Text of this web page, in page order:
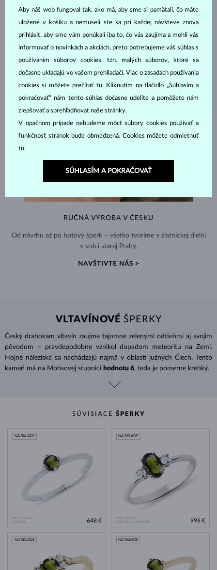
ŠPERKY ZATELIÉRU KLENOTA
RUČNÁ VÝROBA V ČESKU
Od návrhu až po hotový šperk – všetko tvoríme v zlatníckej dielni
v srdci starej Prahy.
NAVŠTIVTE NÁS >
VLTAVÍNOVÉ ŠPERKY
Český drahokam vltavín zaujme tajomne zelenými odtieňmi aj svojim
pôvodom – pravdepodobne vznikol dopadom meteoritu na Zemi.
Hojné náleziská sa nachádzajú najmä v oblasti južných Čiech. Tento
kameň má na Mohsovej stupnici hodnotu 6, teda je pomerne krehký.
SÚVISIACE ŠPERKY
BIELE ZLATO
VLTAVÍN
NA SKLADE
648 €
BIELE ZLATO
VLTAVÍN & DIAMANT
NA SKLADE
996 €
NA SKLADE NA SKLADE
Aby náš web fungoval tak, ako má, aby sme si pamätali, čo máte
uložené v košíku a nemuseli ste sa pri každej návšteve znova
prihlásiť, aby sme vám ponúkali iba to, čo vás zaujíma a mohli vás
informovať o novinkách a akciách, preto potrebujeme váš súhlas s
používaním súborov cookies, tzn. malých súborov, ktoré sa
dočasne ukladajú vo vašom prehliadači. Viac o zásadách používania
cookies si môžete prečítať tu. Kliknutím na tlačidlo „Súhlasím a
pokračovať“ nám tento súhlas dočasne udelíte a pomôžete nám
zlepšovať a sprehľadňovať naše stránky.
V opačnom prípade nebudeme môcť súbory cookies používať a
funkčnosť stránok bude obmedzená. Cookies môžete odmietnuť
tu.
SÚHLASÍM A POKRAČOVAŤ